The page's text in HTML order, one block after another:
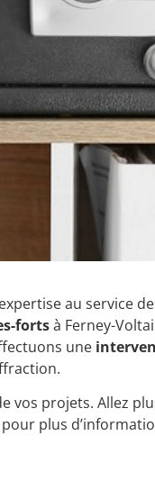
au service
fortsà Ferney-
une
vos projets. Allez
plus